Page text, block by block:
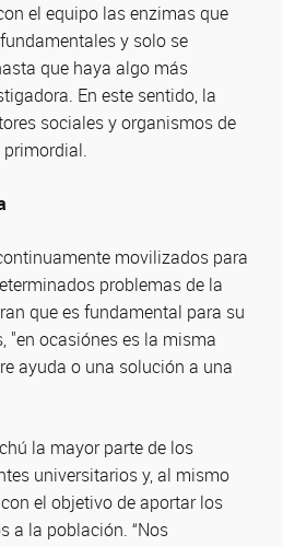
el equipo las enzimas que
y solo se
que haya algo más
En este sentido, la
sociales y organismos de
movilizados para
problemas de la
que es fundamental para su
"en ocasiónes es la misma
ayuda o una solución a una
la mayor parte de los
universitarios y, al mismo
el objetivo de aportar los
a la población. “Nos